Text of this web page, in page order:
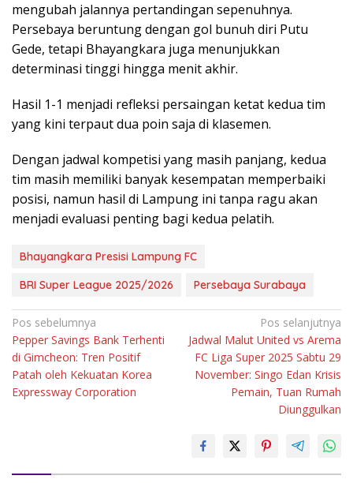
mengubah jalannya pertandingan sepenuhnya.
Persebaya beruntung dengan gol bunuh diri Putu
Gede, tetapi Bhayangkara juga menunjukkan
determinasi tinggi hingga menit akhir.
Hasil 1-1 menjadi refleksi persaingan ketat kedua tim
yang kini terpaut dua poin saja di klasemen.
Dengan jadwal kompetisi yang masih panjang, kedua
tim masih memiliki banyak kesempatan memperbaiki
posisi, namun hasil di Lampung ini tanpa ragu akan
menjadi evaluasi penting bagi kedua pelatih.
Bhayangkara Presisi Lampung FC
BRI Super League 2025/2026
Persebaya Surabaya
Navigasi
pos
Pos sebelumnya
Pepper Savings Bank Terhenti
di Gimcheon: Tren Positif
Patah oleh Kekuatan Korea
Expressway Corporation
Pos selanjutnya
Jadwal Malut United vs Arema
FC Liga Super 2025 Sabtu 29
November: Singo Edan Krisis
Pemain, Tuan Rumah
Diunggulkan